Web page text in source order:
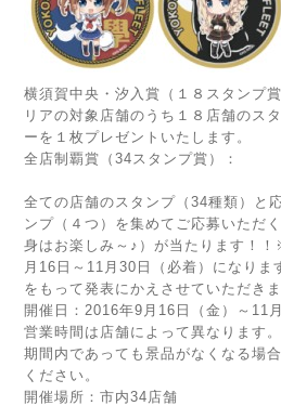
横須賀中央・汐入賞（１８スタンプ
リアの対象店舗のうち１８店舗のス
ーを１枚プレゼントいたします。
全店制覇賞（34スタンプ賞）：
全ての店舗のスタンプ（34種類）と
ンプ（４つ）を集めてご応募いただ
身はお楽しみ～♪）が当たります！
月16日～11月30日（必着）になり
をもって発表にかえさせていただきま
開催日：2016年9月16日（金）～11
営業時間は店舗によって異なります。
期間内であっても景品がなくなる場
ください。
開催場所：市内34店舗